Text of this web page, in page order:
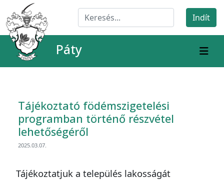
Páty
Tájékoztató födémszigetelési
programban történő részvétel
lehetőségéről
2025.03.07.
Tájékoztatjuk a település lakosságát